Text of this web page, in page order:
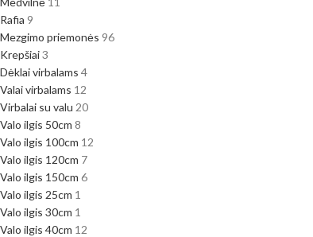
Rafia 9
Mezgimo priemonės 96
Krepšiai3
Dėklai virbalams 4
Valai virbalams 12
Virbalai su valu 20
Valo ilgis 50cm 8
Valo ilgis 100cm 12
Valo ilgis 120cm 7
Valo ilgis 150cm 6
Valo ilgis 25cm 1
Valo ilgis 30cm 1
Valo ilgis 40cm 12